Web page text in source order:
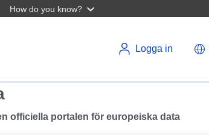
How do you know?
Logga in
officiella portalen för europeiska data